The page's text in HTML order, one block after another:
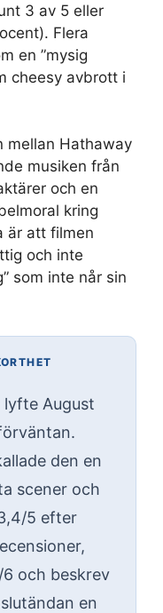
3 av 5 eller
Flera
en ”mysig
cheesy avbrott i
mellan Hathaway
musiken från
och en
kring
är att filmen
och inte
som inte når sin
August
den en
scener och
5 efter
6 och beskrev
en